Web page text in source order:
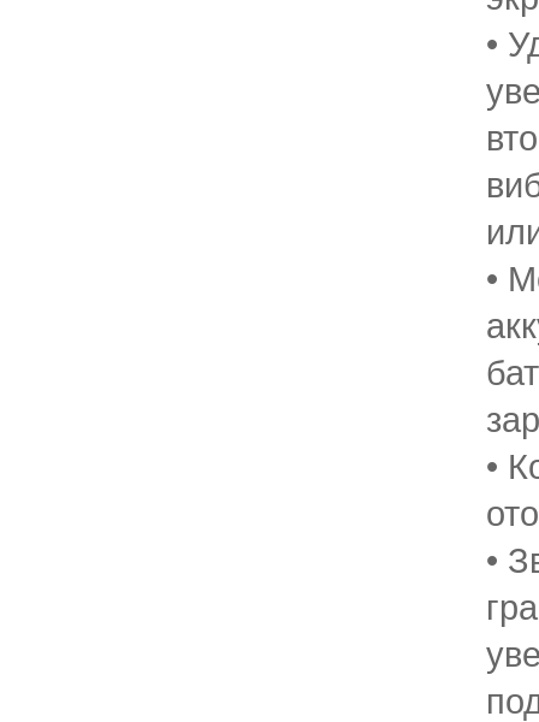
•
•
•
•